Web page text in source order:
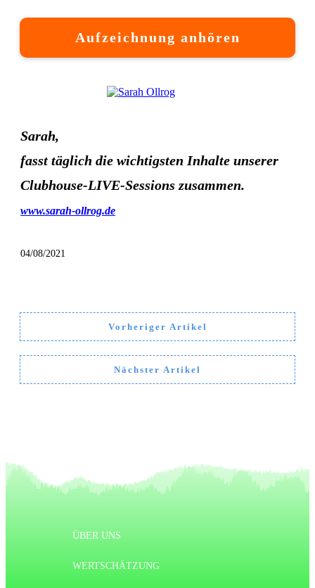
Aufzeichnung anhören
Sarah,
fasst täglich die wichtigsten Inhalte unserer
Clubhouse-LIVE-Sessions zusammen.
www.sarah-ollrog.de
04/08/2021
Vorheriger Artikel
Nächster Artikel
ÜBER UNS
WERTSCHÄTZUNG